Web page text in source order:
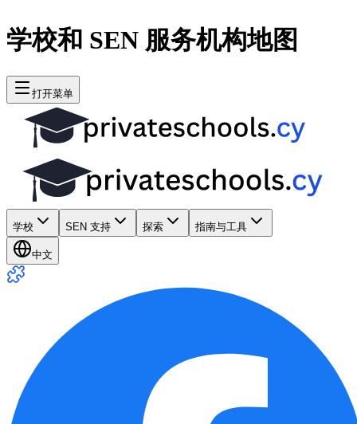
学校和 SEN 服务机构地图
打开菜单
学校 SEN 支持 探索 指南与工具
中文